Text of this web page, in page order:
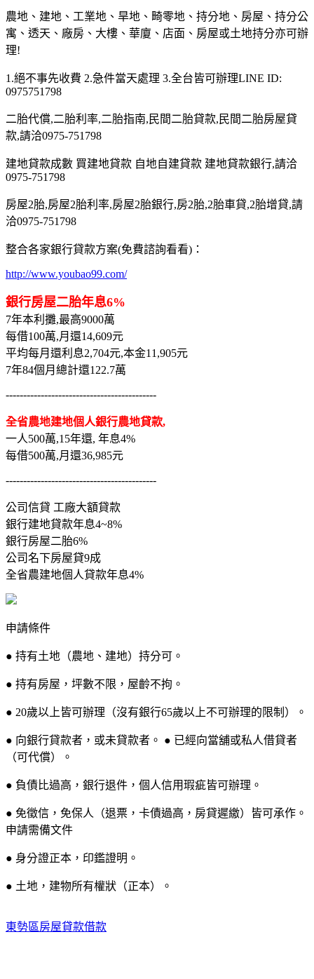
農地、建地、工業地、旱地、畸零地、持分地、房屋、持分公
寓、透天、廠房、大樓、華廈、店面、房屋或土地持分亦可辦
理!
1.絕不事先收費 2.急件當天處理 3.全台皆可辦理LINE ID:
0975751798
二胎代償,二胎利率,二胎指南,民間二胎貸款,民間二胎房屋貸
款,請洽0975-751798
建地貸款成數 買建地貸款 自地自建貸款 建地貸款銀行,請洽
0975-751798
房屋2胎,房屋2胎利率,房屋2胎銀行,房2胎,2胎車貸,2胎增貸,請
洽0975-751798
整合各家銀行貸款方案(免費諮詢看看)：
http://www.youbao99.com/
銀行房屋二胎年息6%
7年本利攤,最高9000萬
每借100萬,月還14,609元
平均每月還利息2,704元,本金11,905元
7年84個月總計還122.7萬
-------------------------------------------
全省農地建地個人銀行農地貸款,
一人500萬,15年還, 年息4%
每借500萬,月還36,985元
-------------------------------------------
公司信貸 工廠大額貸款
銀行建地貸款年息4~8%
銀行房屋二胎6%
公司名下房屋貸9成
全省農建地個人貸款年息4%
申請條件
● 持有土地（農地、建地）持分可。
● 持有房屋，坪數不限，屋齡不拘。
● 20歲以上皆可辦理（沒有銀行65歲以上不可辦理的限制）。
● 向銀行貸款者，或未貸款者。 ● 已經向當舖或私人借貸者
（可代償）。
● 負債比過高，銀行退件，個人信用瑕疵皆可辦理。
● 免徵信，免保人（退票，卡債過高，房貸遲繳）皆可承作。
申請需備文件
● 身分證正本，印鑑證明。
● 土地，建物所有權狀（正本）。
東勢區房屋貸款借款